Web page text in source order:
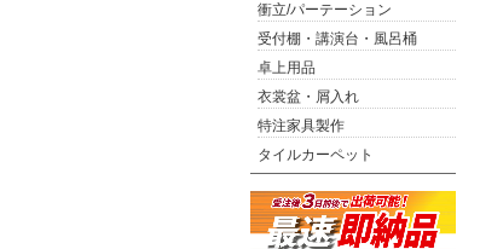
衝立/パーテーション
受付棚・講演台・風呂桶
卓上用品
衣裳盆・屑入れ
特注家具製作
タイルカーペット